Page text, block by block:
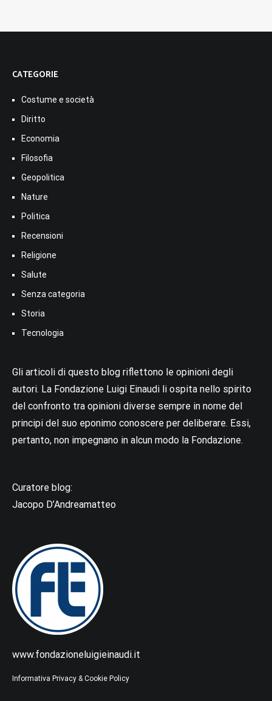
CATEGORIE
Costume e società
Diritto
Economia
Filosofia
Geopolitica
Nature
Politica
Recensioni
Religione
Salute
Senza categoria
Storia
Tecnologia
Gli articoli di questo blog riflettono le opinioni degli
autori. La Fondazione Luigi Einaudi li ospita nello spirito
del confronto tra opinioni diverse sempre in nome del
principi del suo eponimo conoscere per deliberare. Essi,
pertanto, non impegnano in alcun modo la Fondazione.
Curatore blog:
Jacopo D’Andreamatteo
www.fondazioneluigieinaudi.it
Informativa Privacy & Cookie Policy